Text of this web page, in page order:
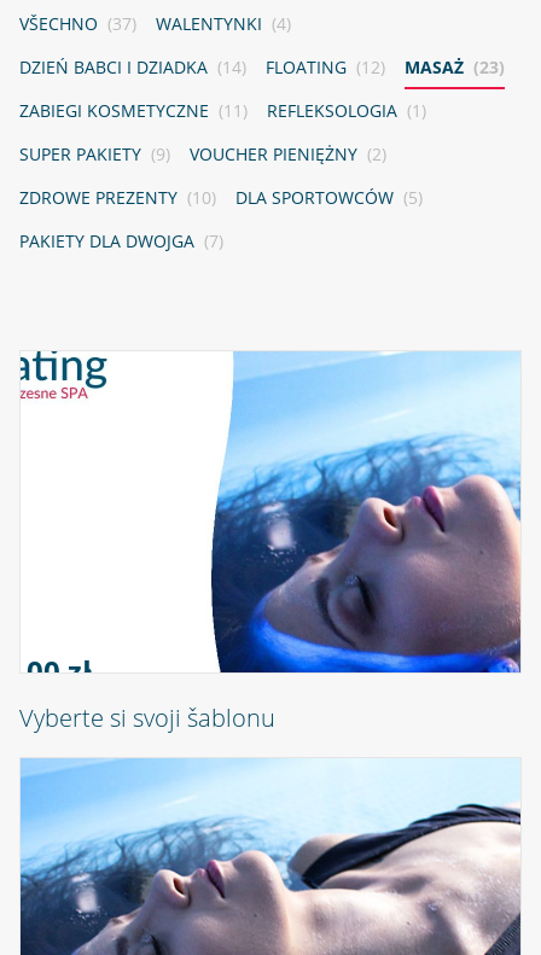
VŠECHNO (37) WALENTYNKI (4)
DZIEŃ BABCI I DZIADKA (14) FLOATING (12) MASAŻ (23)
ZABIEGI KOSMETYCZNE (11) REFLEKSOLOGIA (1)
SUPER PAKIETY (9) VOUCHER PIENIĘŻNY (2)
ZDROWE PREZENTY (10) DLA SPORTOWCÓW (5)
PAKIETY DLA DWOJGA (7)
zł
Vyberte si svoji šablonu